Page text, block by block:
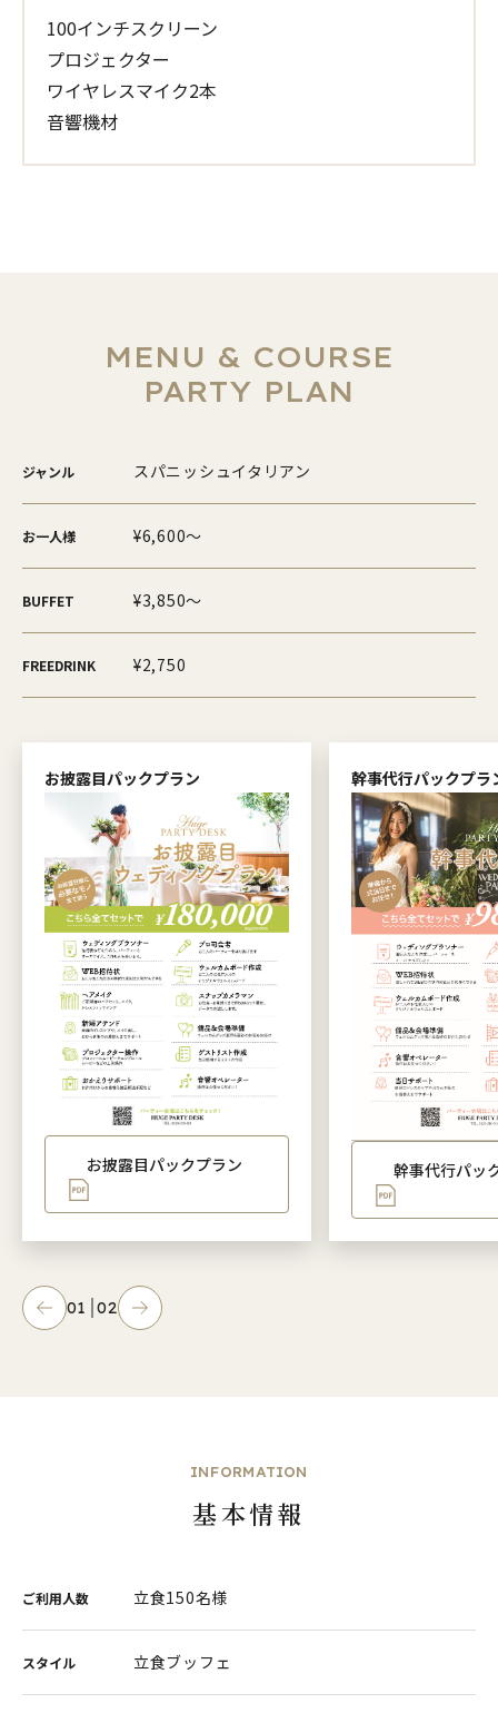
100インチスクリーン
プロジェクター
ワイヤレスマイク2本
音響機材
MENU & COURSE
PARTY PLAN
ジャンル スパニッシュイタリアン
お一人様 ¥6,600～
BUFFET ¥3,850～
FREEDRINK ¥2,750
お披露目パックプラン
お披露目パックプラン
幹事代行パックプラ
幹事代行パッ
01 02
INFORMATION
基本情報
ご利用人数 立食150名様
スタイル 立食ブッフェ